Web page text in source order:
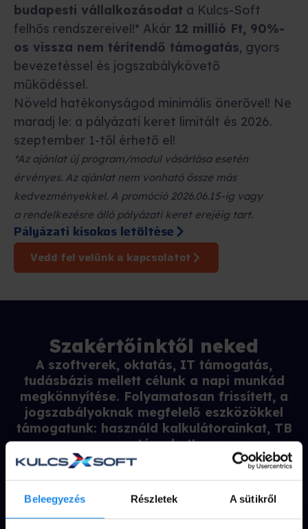
Beleegyezés Részletek A sütikről
budapesti vállalkozásodat a Kulcs-Soft
felhős rendszereivel!* Akár 12 millió Ft, 90%-
os vissza nem térítendő támogatás, gyors
bevezetéssel és jogszabálykövető
működéssel.
Növeld hatékonyságod minimális önerővel! Ne
maradj le: a pályázati keret limitált és 2026.
szeptember 1-től érhető el!
*Az ajánlat új program/modul vásárlása esetén
érvényes. Az ajánlat nem vonható össze más
kedvezményekkel. A promóció 2026.06.15-ig vagy
a rendelkezésre álló pályázati keret erejéig tart.
Pályázati kisokos letöltése
Vedd fel velünk a kapcsolatot
Szakértőinktől neked
A szoftverek, oktatás, IT támogatás,
tudásbázis mellett célunk a napi munkád
megkönnyítése. Folyamatosan frissített, a
jogszabályoknak megfelelő eszközökkel
támogatunk: használd kalkulátorainkat, TB
naptárunkat!
BÉRKALKULÁTORTB ÁTALÁNYADÓ